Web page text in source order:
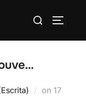
Pesquisar
on Postado
17